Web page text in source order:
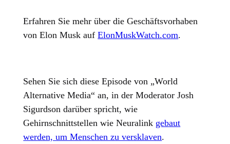
Erfahren Sie mehr über die Geschäftsvorhaben
von Elon Musk aufElonMuskWatch.com.
Sehen Sie sich diese Episode von „World
Alternative Media“ an, in der Moderator Josh
Sigurdson darüber spricht, wie
Gehirnschnittstellen wie Neuralink gebaut
werden, um Menschen zu versklaven.